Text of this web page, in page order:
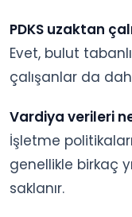
PDKS uzaktan
Evet, bulut
çalışanlar da
Vardiya verileri
İşletme
genellikle birkaç
saklanır.